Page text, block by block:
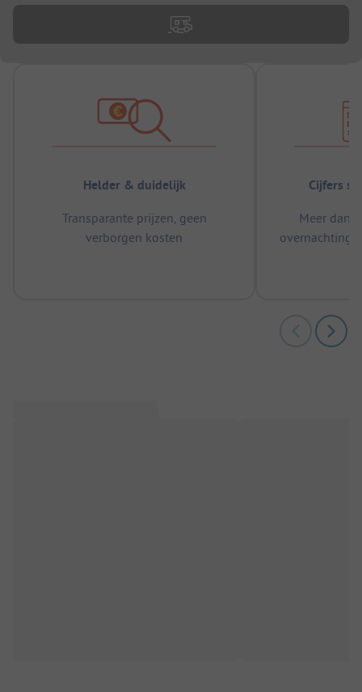
Helder & duidelijk
Transparante prijzen, geen
verborgen kosten
Cijfers
Meer dan